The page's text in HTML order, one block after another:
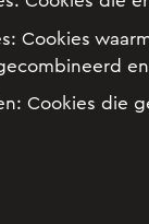
Cookies
Cookies die